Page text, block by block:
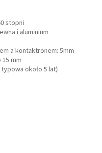
stopni
i aluminium
a kontaktronem: 5mm
mm
około 5 lat)